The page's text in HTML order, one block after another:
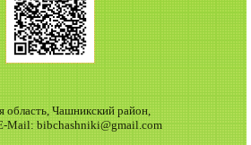
область, Чашникский район,
Mail: bibchashniki@gmail.com